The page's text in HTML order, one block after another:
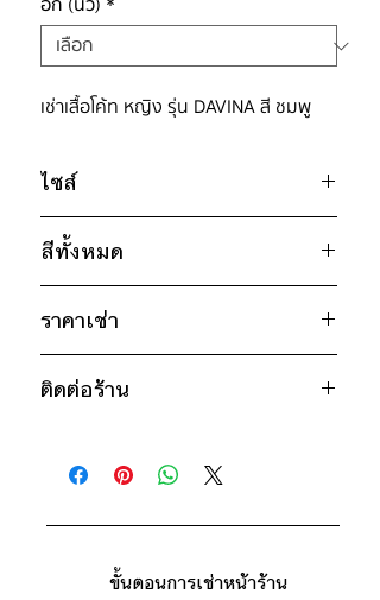
อก (นิ้ว) *
เช่าเสื้อโค้ท หญิง รุ่น DAVINA สี ชมพู
ไซส์
ไซส์ : XL
อก 44" / เอว 44" / สะโพก 44" /
ไหล่กว้าง 20" / วงแขน 22" / ยาว
38"
* สินค้าจริงอาจมีขนาดคลาดเคลื่อน 2-3
นิ้ว
สีทั้งหมด
ชมพู
*เสื้อรุ่นเดียวกันมีหลายสีและหลายไซส์
ยก
ราคาเช่า
คืน)
ติดต่อร้านเพื่อสอบถามราคา
ติดต่อร้าน
ดูแผนที่ร้าน
ขั้นตอนการเช่าหน้าร้าน